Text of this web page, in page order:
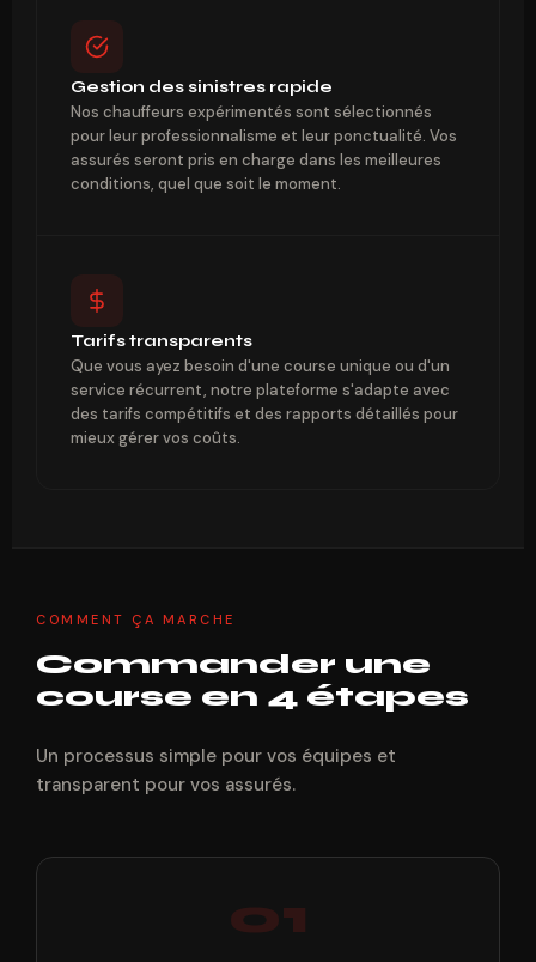
Gestion des sinistres rapide
Nos chauffeurs expérimentés sont sélectionnés
pour leur professionnalisme et leur ponctualité. Vos
assurés seront pris en charge dans les meilleures
conditions, quel que soit le moment.
Tarifs transparents
Que vous ayez besoin d'une course unique ou d'un
service récurrent, notre plateforme s'adapte avec
des tarifs compétitifs et des rapports détaillés pour
mieux gérer vos coûts.
COMMENT ÇA MARCHE
Commander une
course en 4 étapes
Un processus simple pour vos équipes et
transparent pour vos assurés.
01